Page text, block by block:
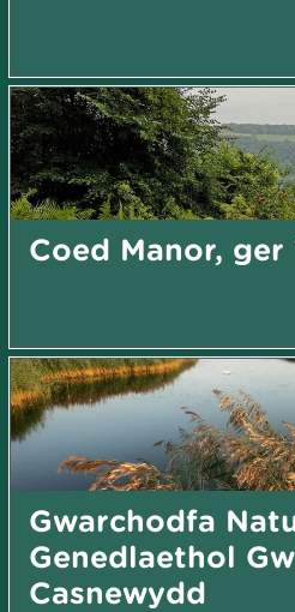
Coed Manor, ger
Gwarchodfa
Genedlaethol
Casnewydd